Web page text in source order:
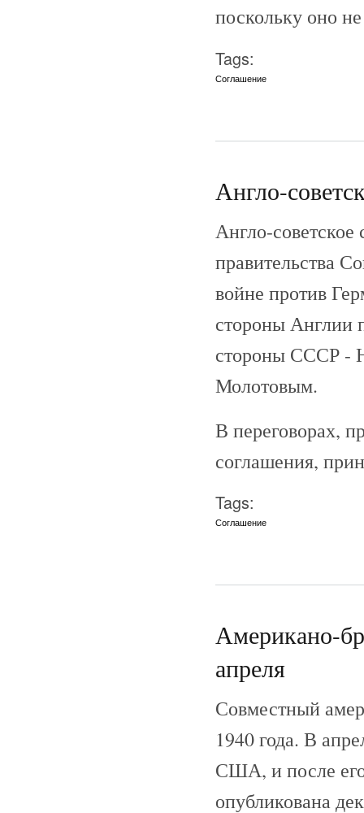
поскольку оно
Tags:
Соглашение
Англо-
Англо-советское
правительства
войне против
стороны
стороны СССР -
Молотовым.
В переговорах,
соглашения,
Tags:
Соглашение
Американо-
апреля
Совместный
1940 года. В
США, и после
опубликована